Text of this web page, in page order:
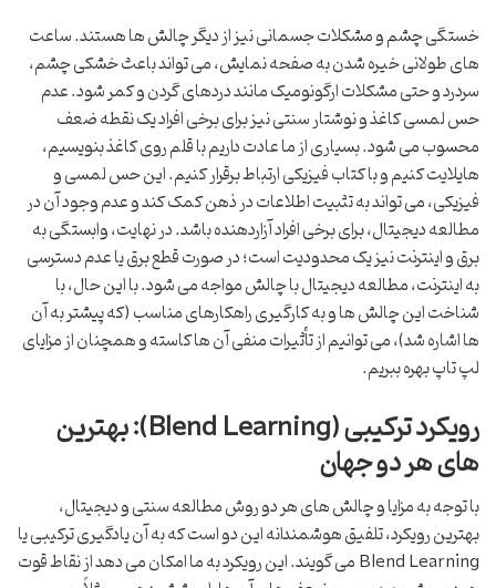
خستگی چشم و مشکلات جسمانی نیز از دیگر چالش ها هستند. ساعت
های طولانی خیره شدن به صفحه نمایش، می تواند باعث خشکی چشم،
سردرد و حتی مشکلات ارگونومیک مانند دردهای گردن و کمر شود. عدم
حس لمسی کاغذ و نوشتار سنتی نیز برای برخی افراد یک نقطه ضعف
محسوب می شود. بسیاری از ما عادت داریم با قلم روی کاغذ بنویسیم،
هایلایت کنیم و با کتاب فیزیکی ارتباط برقرار کنیم. این حس لمسی و
فیزیکی، می تواند به تثبیت اطلاعات در ذهن کمک کند و عدم وجود آن در
مطالعه دیجیتال، برای برخی افراد آزاردهنده باشد. در نهایت، وابستگی به
برق و اینترنت نیز یک محدودیت است؛ در صورت قطع برق یا عدم دسترسی
به اینترنت، مطالعه دیجیتال با چالش مواجه می شود. با این حال، با
شناخت این چالش ها و به کارگیری راهکارهای مناسب (که پیشتر به آن
ها اشاره شد)، می توانیم از تأثیرات منفی آن ها کاسته و همچنان از مزایای
لپ تاپ بهره ببریم.
رویکرد ترکیبی (Blend Learning): بهترین
های هر دو جهان
با توجه به مزایا و چالش های هر دو روش مطالعه سنتی و دیجیتال،
بهترین رویکرد، تلفیق هوشمندانه این دو است که به آن یادگیری ترکیبی یا
Blend Learning می گویند. این رویکرد به ما امکان می دهد از نقاط قوت